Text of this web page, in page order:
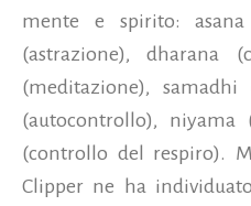
mente e spirito: asana
(astrazione), dharana
(meditazione), samadhi
(autocontrollo), niyama
(controllo del respiro).
Clipper ne ha